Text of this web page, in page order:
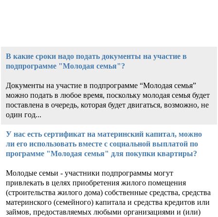
В какие сроки надо подать документы на участие в
подпрограмме "Молодая семья"?
Документы на участие в подпрограмме “Молодая семья”
можно подать в любое время, поскольку молодая семья будет
поставлена в очередь, которая будет двигаться, возможно, не
один год...
У нас есть сертификат на материнский капитал, можно
ли его использовать вместе с социальной выплатой по
программе "Молодая семья" для покупки квартиры?
Молодые семьи - участники подпрограммы могут
привлекать в целях приобретения жилого помещения
(строительства жилого дома) собственные средства, средства
материнского (семейного) капитала и средства кредитов или
займов, предоставляемых любыми организациями и (или)